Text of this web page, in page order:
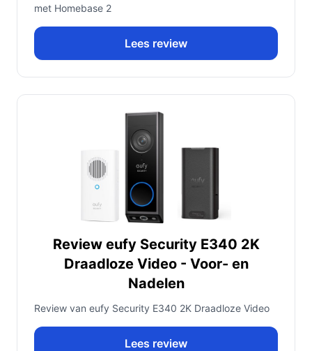
met Homebase 2
Lees review
Review eufy Security E340 2K
Draadloze Video - Voor- en
Nadelen
Review van eufy Security E340 2K Draadloze Video
Lees review